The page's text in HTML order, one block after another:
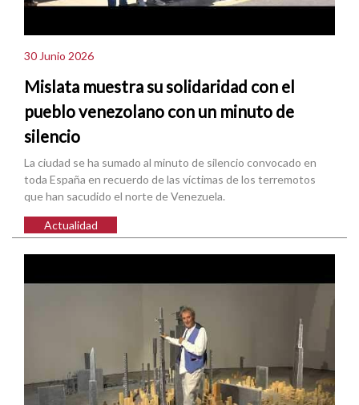
30 Junio 2026
Mislata muestra su solidaridad con el
pueblo venezolano con un minuto de
silencio
La ciudad se ha sumado al minuto de silencio convocado en
toda España en recuerdo de las víctimas de los terremotos
que han sacudido el norte de Venezuela.
Actualidad